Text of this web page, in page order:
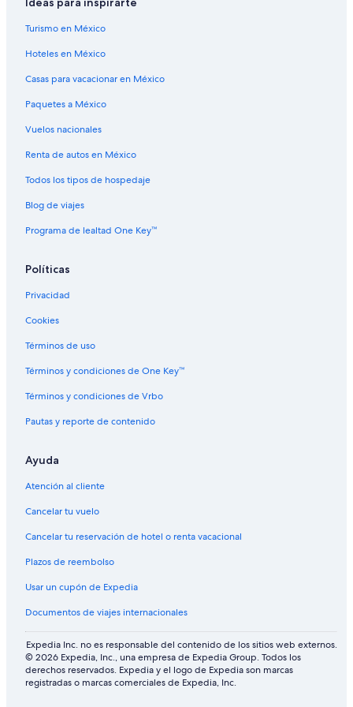
Hoteles cerca de Estadio BC Place
Hoteles cerca de Estadio Rogers
Hoteles gay friendly en Frente de la bahía de Vancouver
Hoteles en Frente de la bahía de Vancouver
Hoteles para ir de compras en Gastown
Hoteles cerca de Laguna artificial Lost Lagoon
Hoteles cerca de Museo de ciencias Science World
Hoteles cerca de Parque Stanley
Hoteles cerca de Robson Street
Hoteles cerca de Teatro Orpheum
B&B en Vancouver
Cabañas en Vancouver
Campings en Vancouver
Casas de campo en Vancouver
Casas de huéspedes en Vancouver
Casas flotantes en Vancouver
Resorts en Vancouver
Condominios en Vancouver
Condominios en Vancouver
Hoteles de golf en Vancouver
Resorts todo incluido en Vancouver
Hoteles históricos en Vancouver
Hoteles románticos en Vancouver
Turismo en México
Hoteles en México
Casas para vacacionar en México
Paquetes a México
Vuelos nacionales
Renta de autos en México
Todos los tipos de hospedaje
Blog de viajes
Programa de lealtad One Key™
Políticas
Privacidad
Cookies
Términos de uso
Términos y condiciones de One Key™
Términos y condiciones de Vrbo
Pautas y reporte de contenido
Ayuda
Atención al cliente
Cancelar tu vuelo
Cancelar tu reservación de hotel o renta vacacional
Plazos de reembolso
Usar un cupón de Expedia
Documentos de viajes internacionales
Expedia Inc. no es responsable del contenido de los sitios web externos.
© 2026 Expedia, Inc., una empresa de Expedia Group. Todos los
derechos reservados. Expedia y el logo de Expedia son marcas
registradas o marcas comerciales de Expedia, Inc.